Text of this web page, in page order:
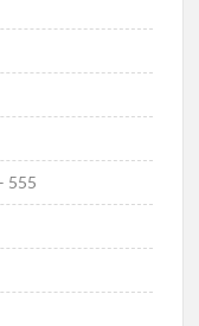
555